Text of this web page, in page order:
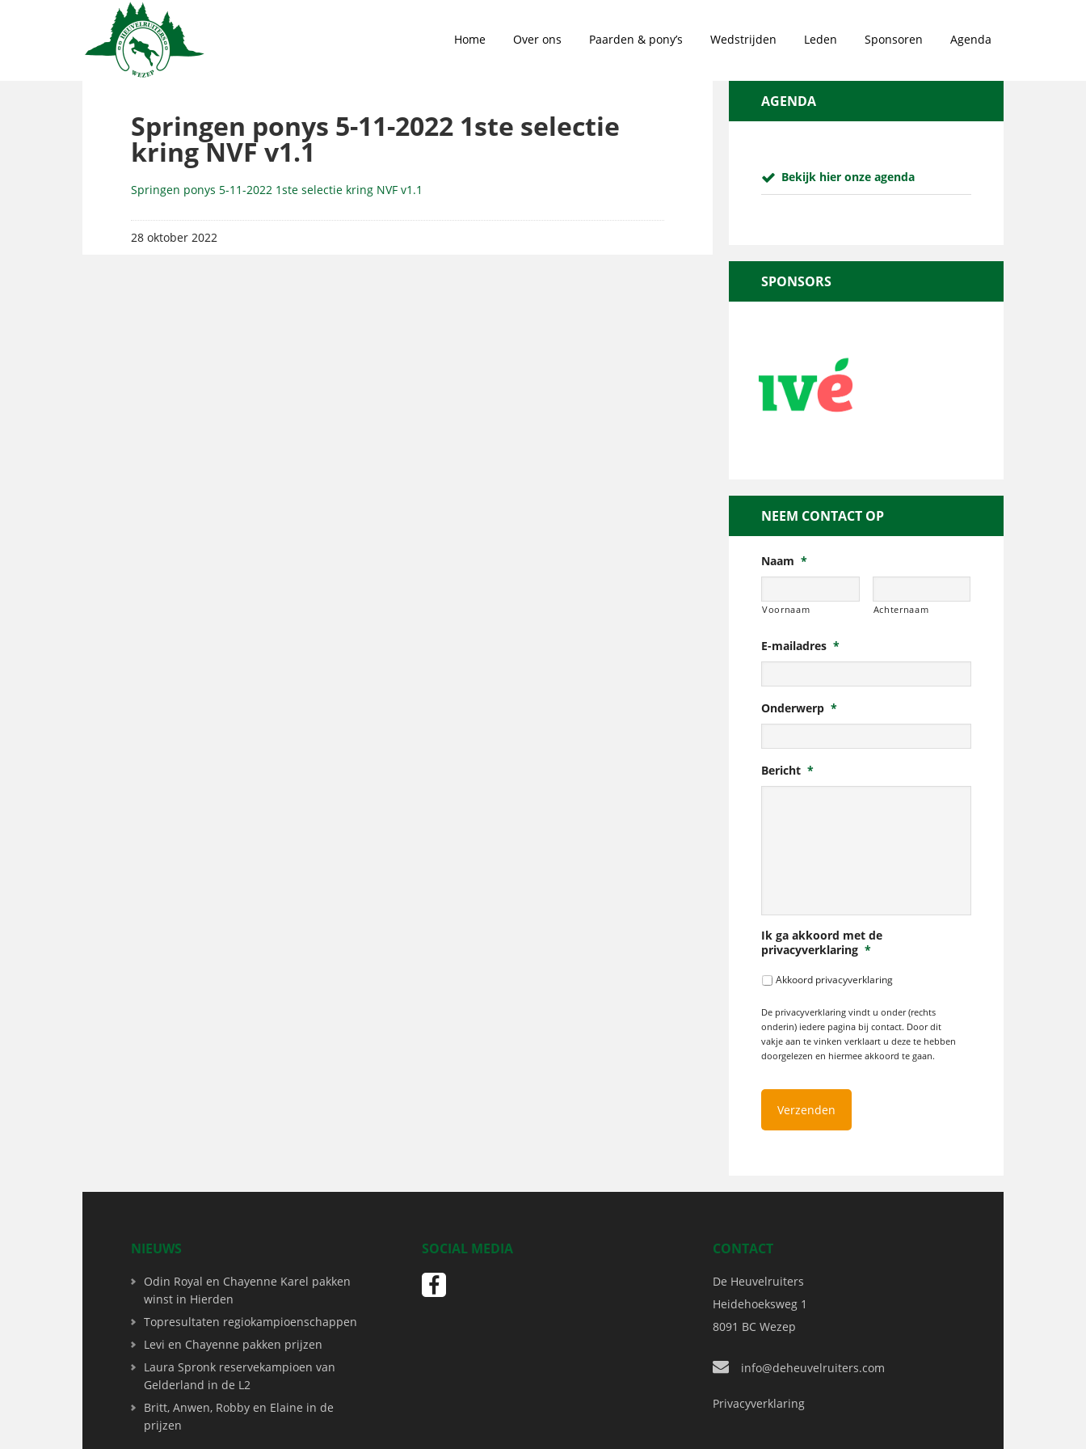
Home Over ons Paarden & pony’s Wedstrijden Leden Sponsoren Agenda
Springen ponys 5-11-2022 1ste selectie
kring NVF v1.1
Springen ponys 5-11-2022 1ste selectie kring NVF v1.1
28 oktober 2022
AGENDA
Bekijk hier onze agenda
SPONSORS
NEEM CONTACT OP
Naam *
Voornaam Achternaam
E-mailadres *
Onderwerp *
Bericht *
Ik ga akkoord met de
privacyverklaring *
Akkoord privacyverklaring
De privacyverklaring vindt u onder (rechts
onderin) iedere pagina bij contact. Door dit
vakje aan te vinken verklaart u deze te hebben
doorgelezen en hiermee akkoord te gaan.
NIEUWS
Odin Royal en Chayenne Karel pakken
winst in Hierden
Topresultaten regiokampioenschappen
Levi en Chayenne pakken prijzen
Laura Spronk reservekampioen van
Gelderland in de L2
Britt, Anwen, Robby en Elaine in de
prijzen
SOCIAL MEDIA CONTACT
De Heuvelruiters
Heidehoeksweg 1
8091 BC Wezep
info@deheuvelruiters.com
Privacyverklaring